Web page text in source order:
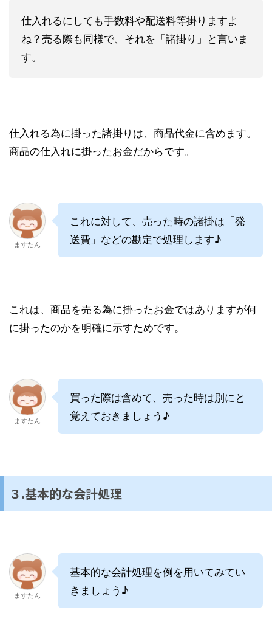
仕入れるにしても手数料や配送料等掛りますよ
ね？売る際も同様で、それを「諸掛り」と言いま
す。
仕入れる為に掛った諸掛りは、商品代金に含めます。
商品の仕入れに掛ったお金だからです。
ますたん
これに対して、売った時の諸掛は「発
送費」などの勘定で処理します♪
これは、商品を売る為に掛ったお金ではありますが何
に掛ったのかを明確に示すためです。
ますたん
買った際は含めて、売った時は別にと
覚えておきましょう♪
３.基本的な会計処理
ますたん
基本的な会計処理を例を用いてみてい
きましょう♪